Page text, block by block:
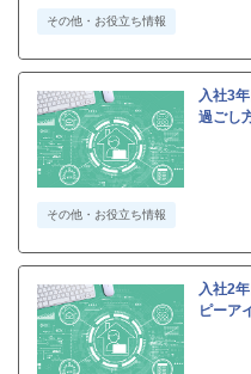
その他・お役立ち情報
入社3
過ごし
その他・お役立ち情報
入社2
ピーア